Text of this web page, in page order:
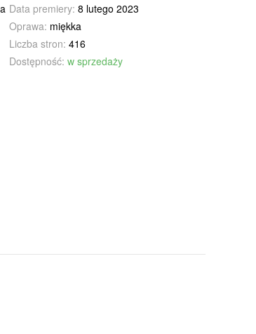
Data premiery: 8 lutego 2023
Oprawa: miękka
Liczba stron: 416
Dostępność: w sprzedaży